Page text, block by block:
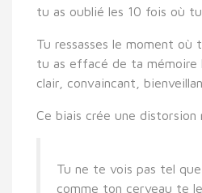
tu as oublié les 10 fois où tu
Tu ressasses le moment où
tu as effacé de ta mémoire
clair, convaincant,
Ce biais crée une distorsion
Tu ne te vois pas tel
comme ton cerveau te